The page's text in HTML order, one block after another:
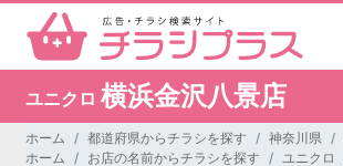
ユニクロ 横浜金沢八景店
ホーム 都道府県からチラシを探す 神奈川県
ホーム
お店の名前からチラシを探す ユニクロ